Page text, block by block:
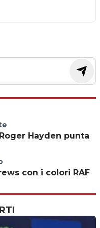
Hayden punta
con i colori RAF